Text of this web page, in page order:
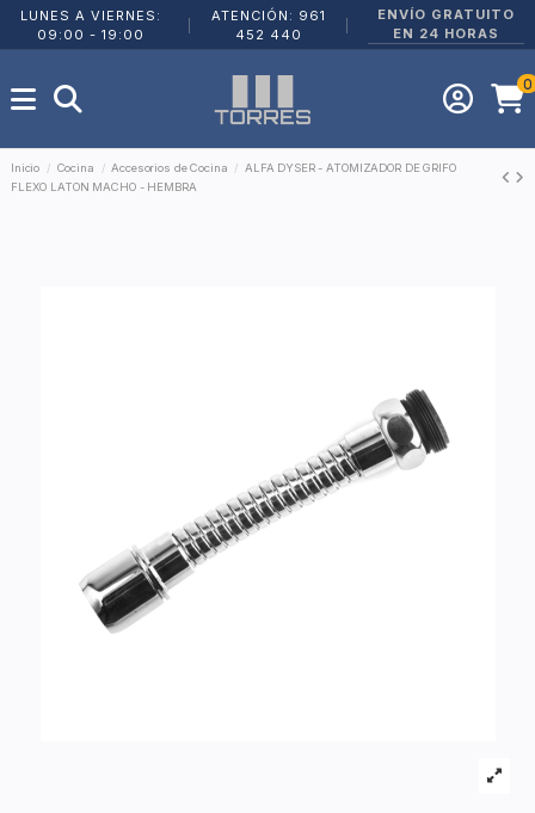
LUNES A VIERNES:
09:00 - 19:00
ATENCIÓN: 961
452 440
ENVÍO GRATUITO
EN 24 HORAS
0
Inicio Cocina Accesorios de Cocina
ALFA DYSER - ATOMIZADOR DE GRIFO
FLEXO LATON MACHO - HEMBRA